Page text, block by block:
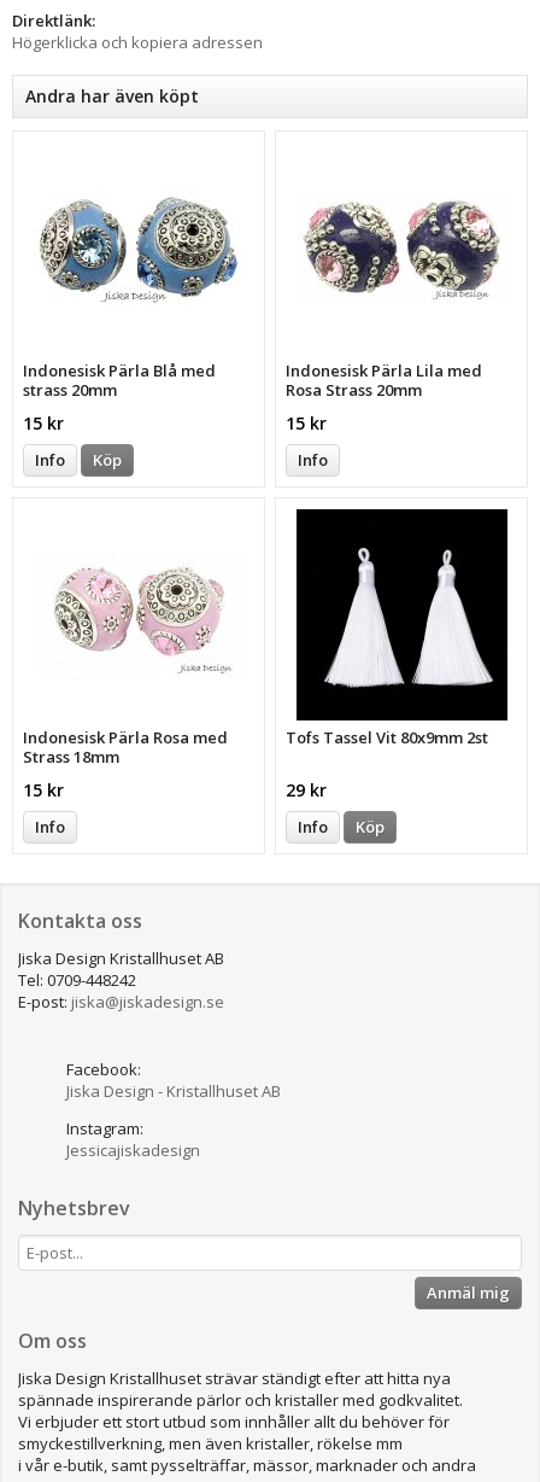
Direktlänk:
Högerklicka och kopiera adressen
Andra har även köpt
Indonesisk Pärla Blå med
strass 20mm
15 kr
Info Köp
Indonesisk Pärla Lila med
Rosa Strass 20mm
15 kr
Info
Indonesisk Pärla Rosa med
Strass 18mm
15 kr
Info
Tofs Tassel Vit 80x9mm 2st
29 kr
Info Köp
Kontakta oss
Jiska Design Kristallhuset AB
Tel: 0709-448242
E-post: jiska@jiskadesign.se
Facebook:
Jiska Design - Kristallhuset AB
Instagram:
Jessicajiskadesign
Nyhetsbrev
Anmäl mig
Om oss
Jiska Design Kristallhuset strävar ständigt efter att hitta nya
spännade inspirerande pärlor och kristaller med godkvalitet.
Vi erbjuder ett stort utbud som innhåller allt du behöver för
smyckestillverkning, men även kristaller, rökelse mm
i vår e-butik, samt pysselträffar, mässor, marknader och andra